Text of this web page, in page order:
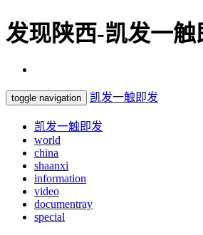
发现陕西-凯发一触
toggle navigation 凯发一触即发
凯发一触即发
world
china
shaanxi
information
video
documentray
special